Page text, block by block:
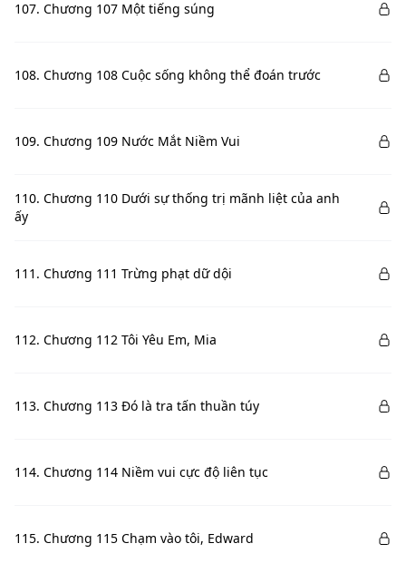
107. Chương 107 Một tiếng súng
108. Chương 108 Cuộc sống không thể đoán trước
109. Chương 109 Nước Mắt Niềm Vui
110. Chương 110 Dưới sự thống trị mãnh liệt của anh
ấy
111. Chương 111 Trừng phạt dữ dội
112. Chương 112 Tôi Yêu Em, Mia
113. Chương 113 Đó là tra tấn thuần túy
114. Chương 114 Niềm vui cực độ liên tục
115. Chương 115 Chạm vào tôi, Edward